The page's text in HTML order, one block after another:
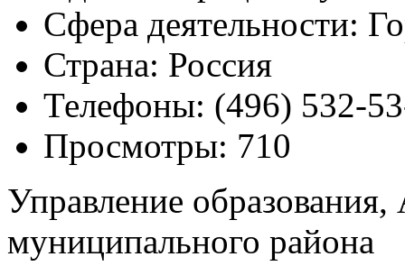
Сфера деятельности:
Страна: Россия
Телефоны: (496) 532-
Просмотры: 710
Управление
муниципального района